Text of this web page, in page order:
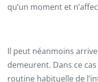
qu’un moment et
Il peut néanmoins
demeurent. Dans ce
routine habituelle de